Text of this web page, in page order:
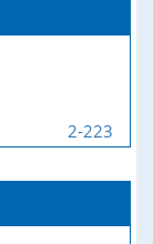
2-223